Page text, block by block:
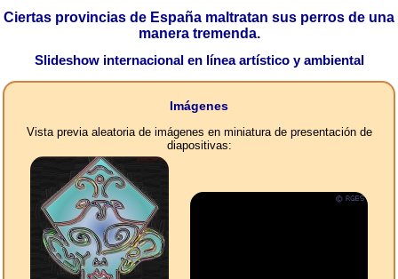
Ciertas provincias de España maltratan sus perros de una
manera tremenda.
Slideshow internacional en línea artístico y ambiental
Imágenes
Vista previa aleatoria de imágenes en miniatura de presentación de
diapositivas: